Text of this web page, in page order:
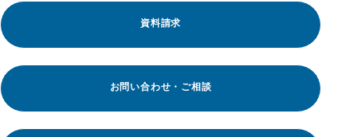
資料請求
お問い合わせ・ご相談